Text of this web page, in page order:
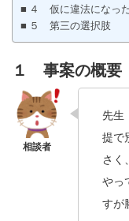
４ 仮に違法になっ
５ 第三の選択肢
１ 事案の概要
先生
提で
さく
やっ
すが